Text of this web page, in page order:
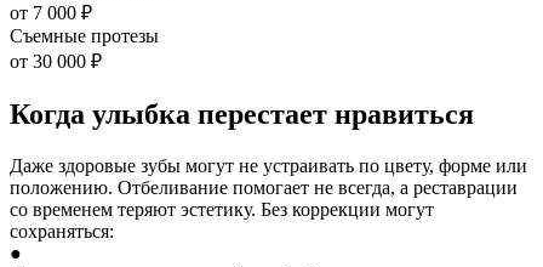
от 7 000 ₽
Съемные протезы
от 30 000 ₽
Когда улыбка перестает нравиться
Даже здоровые зубы могут не устраивать по цвету, форме или
положению. Отбеливание помогает не всегда, а реставрации
со временем теряют эстетику. Без коррекции могут
сохраняться:
●